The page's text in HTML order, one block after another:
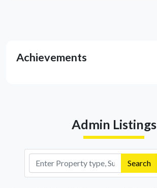
Achievements
Admin Listings
Search